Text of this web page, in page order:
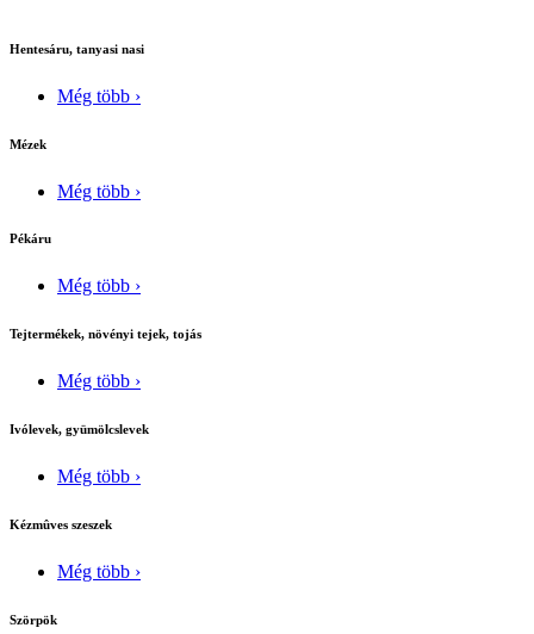
Hentesáru, tanyasi nasi
Még több ›
Mézek
Még több ›
Pékáru
Még több ›
Tejtermékek, növényi tejek, tojás
Még több ›
Ivólevek, gyümölcslevek
Még több ›
Kézmûves szeszek
Még több ›
Szörpök